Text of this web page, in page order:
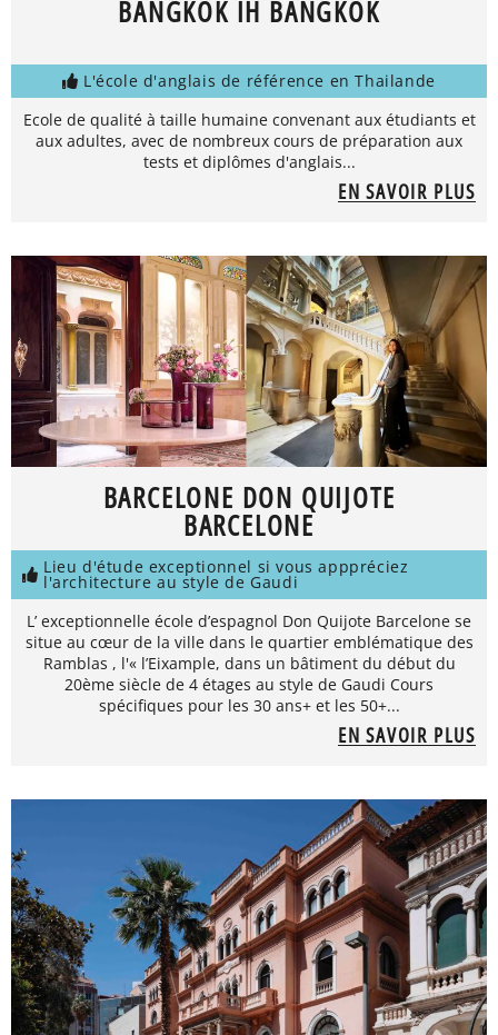
BANGKOK IH BANGKOK
L'école d'anglais de référence en Thailande
Ecole de qualité à taille humaine convenant aux étudiants et
aux adultes, avec de nombreux cours de préparation aux
tests et diplômes d'anglais...
EN SAVOIR PLUS
BARCELONE DON QUIJOTE
BARCELONE
Lieu d'étude exceptionnel si vous apppréciez
l'architecture au style de Gaudi
L’ exceptionnelle école d’espagnol Don Quijote Barcelone se
situe au cœur de la ville dans le quartier emblématique des
Ramblas , l'« l’Eixample, dans un bâtiment du début du
20ème siècle de 4 étages au style de Gaudi Cours
spécifiques pour les 30 ans+ et les 50+...
EN SAVOIR PLUS